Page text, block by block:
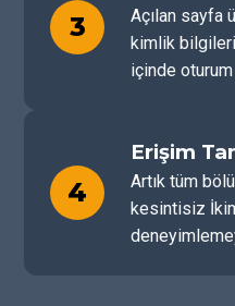
3
Açılan sayfa
kimlik
içinde
4
Erişim
Artık tüm
kesintisiz